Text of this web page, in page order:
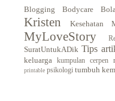
Blogging Bodycare
Kristen
Kesehatan
MyLoveStory
SuratUntukADik Tips
keluarga kumpulan cerpen
printable psikologi tumbuh